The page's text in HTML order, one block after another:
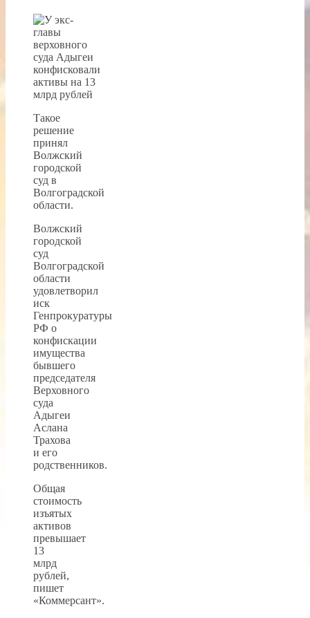
Такое
решение
принял
Волжский
городской
суд в
Волгоградской
области.
Волжский
городской
суд
Волгоградской
области
удовлетворил
иск
Генпрокуратуры
РФ о
конфискации
имущества
бывшего
председателя
Верховного
суда
Адыгеи
Аслана
Трахова
и его
родственников.
Общая
стоимость
изъятых
активов
превышает
13
млрд
рублей,
пишет
«Коммерсант».